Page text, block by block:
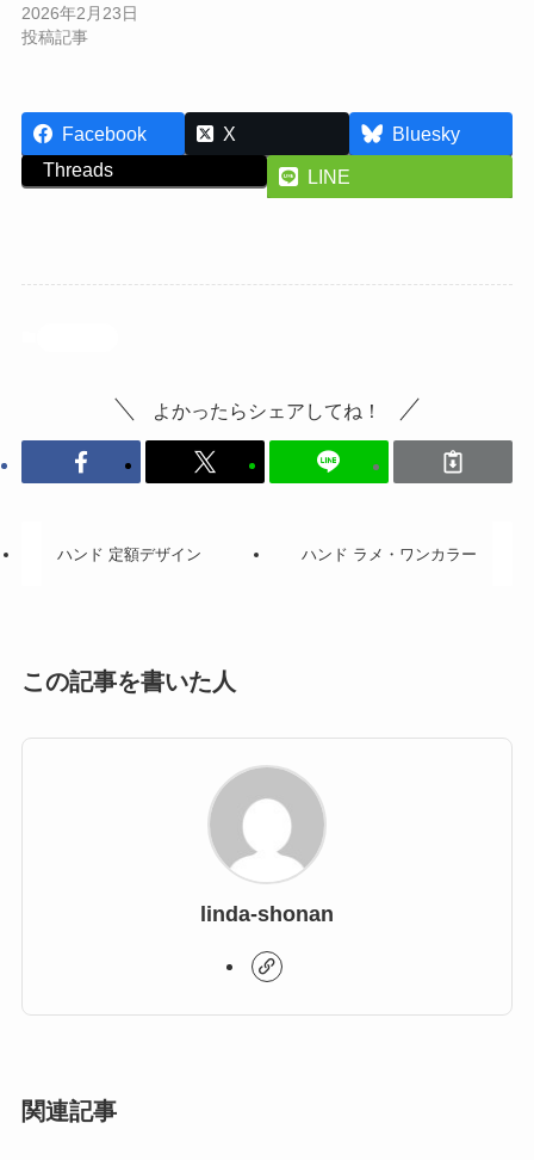
2026年2月23日
投稿記事
Facebook X
Bluesky
Threads
LINE
よかったらシェアしてね！
ハンド 定額デザイン ハンド ラメ・ワンカラー
この記事を書いた人
linda-shonan
関連記事